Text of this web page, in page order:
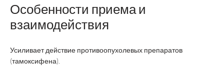
Особенности приема и
взаимодействия
Усиливает действие противоопухолевых препаратов
(тамоксифена).